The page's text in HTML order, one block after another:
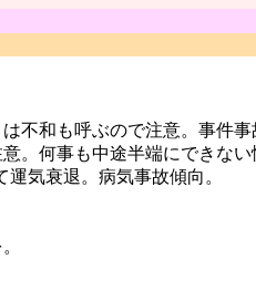
不和も呼ぶので注意。事件事
。何事も中途半端にできない
気衰退。病気事故傾向。